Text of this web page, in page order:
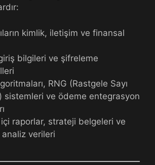
kimlik, iletişim ve finansal
bilgileri ve şifreleme
RNG (Rastgele Sayı
sistemleri ve ödeme entegrasyon
raporlar, strateji belgeleri ve
verileri